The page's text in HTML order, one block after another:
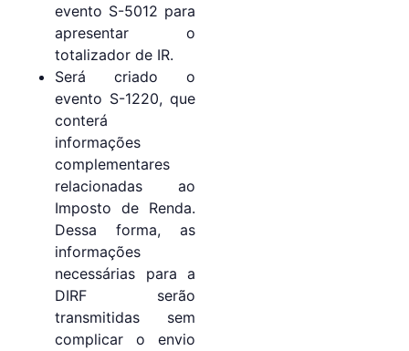
evento S-5012 para
apresentar o
totalizador de IR.
Será criado o
evento S-1220, que
conterá
informações
complementares
relacionadas ao
Imposto de Renda.
Dessa forma, as
informações
necessárias para a
DIRF serão
transmitidas sem
complicar o envio